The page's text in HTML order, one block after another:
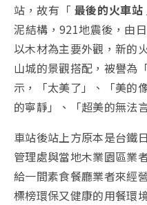
站，故有「 最後的火車站
泥結構，921地震後，由
以木材為主要外觀，新的
山城的景觀搭配，被譽為
示，「太美了」、「美的
的寧靜」、「超美的無法
車站後站上方原本是台鐵
管理處與當地木業園區業
給一間素食餐廳業者來經
標榜環保又健康的用餐環